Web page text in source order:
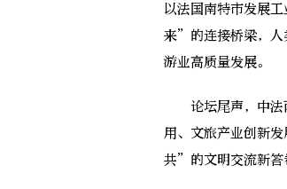
以法国南特市发展
来”的连接桥梁，人
游业高质量发展。
论坛尾声，中法两
用、文旅产业创新
共”的文明交流新答